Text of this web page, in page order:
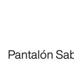
Pantalón